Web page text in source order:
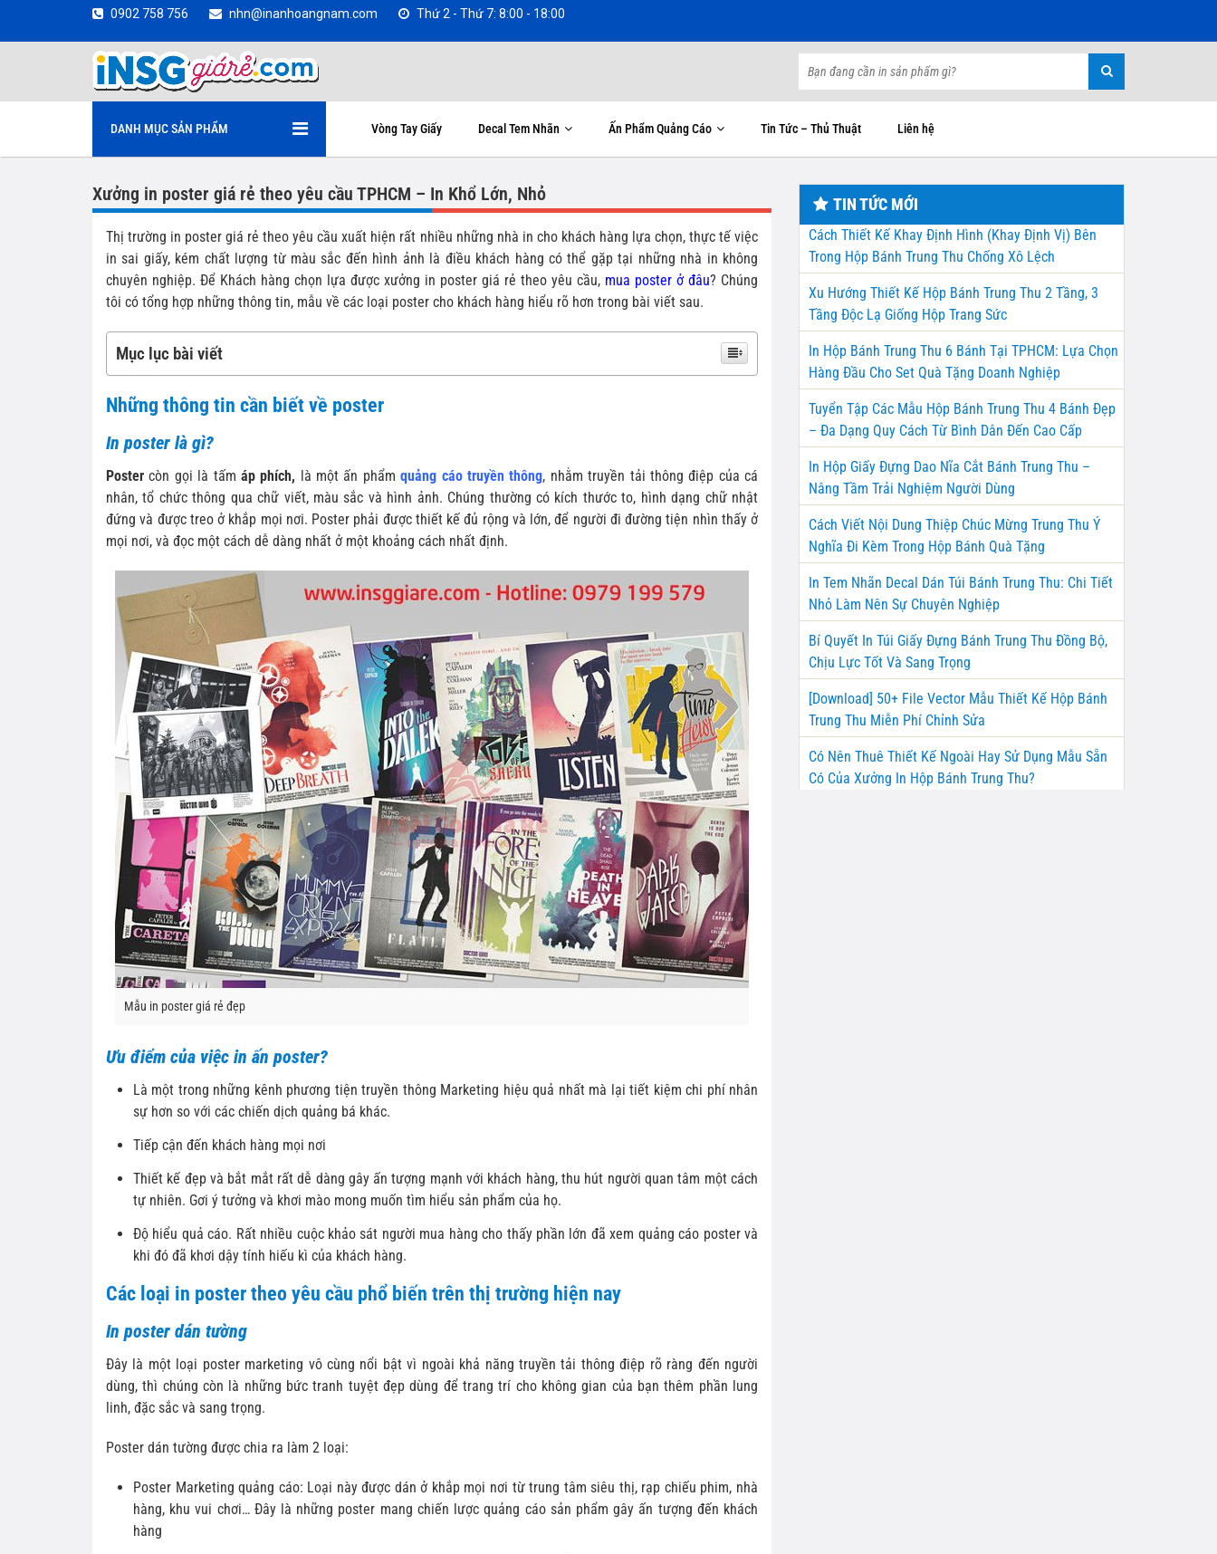
0902 758 756 nhn@inanhoangnam.com Thứ 2 - Thứ 7: 8:00 - 18:00
DANH MỤC SẢN PHẨM Vòng Tay Giấy Decal Tem Nhãn Ấn Phẩm Quảng Cáo Tin Tức – Thủ Thuật Liên hệ
Xưởng in poster giá rẻ theo yêu cầu TPHCM – In Khổ Lớn, Nhỏ
Thị trường in poster giá rẻ theo yêu cầu xuất hiện rất nhiều những nhà in cho khách hàng lựa chọn, thực tế việc
in sai giấy, kém chất lượng từ màu sắc đến hình ảnh là điều khách hàng có thể gặp tại những nhà in không
chuyên nghiệp. Để Khách hàng chọn lựa được xưởng in poster giá rẻ theo yêu cầu, mua poster ở đâu? Chúng
tôi có tổng hợp những thông tin, mẫu về các loại poster cho khách hàng hiểu rõ hơn trong bài viết sau.
Mục lục bài viết
Những thông tin cần biết về poster
In poster là gì?
Poster còn gọi là tấm áp phích, là một ấn phẩmquảng cáo truyền thông, nhằm truyền tải thông điệp của cá
nhân, tổ chức thông qua chữ viết, màu sắc và hình ảnh. Chúng thường có kích thước to, hình dạng chữ nhật
đứng và được treo ở khắp mọi nơi. Poster phải được thiết kế đủ rộng và lớn, để người đi đường tiện nhìn thấy ở
mọi nơi, và đọc một cách dễ dàng nhất ở một khoảng cách nhất định.
Mẫu in poster giá rẻ đẹp
Ưu điểm của việc in ấn poster?
Là một trong những kênh phương tiện truyền thông Marketing hiệu quả nhất mà lại tiết kiệm chi phí nhân
sự hơn so với các chiến dịch quảng bá khác.
Tiếp cận đến khách hàng mọi nơi
Thiết kế đẹp và bắt mắt rất dễ dàng gây ấn tượng mạnh với khách hàng, thu hút người quan tâm một cách
tự nhiên. Gơi ý tưởng và khơi mào mong muốn tìm hiểu sản phẩm của họ.
Độ hiểu quả cáo. Rất nhiều cuộc khảo sát người mua hàng cho thấy phần lớn đã xem quảng cáo poster và
khi đó đã khơi dậy tính hiếu kì của khách hàng.
Các loại in poster theo yêu cầu phổ biến trên thị trường hiện nay
In poster dán tường
Đây là một loại poster marketing vô cùng nổi bật vì ngoài khả năng truyền tải thông điệp rõ ràng đến người
dùng, thì chúng còn là những bức tranh tuyệt đẹp dùng để trang trí cho không gian của bạn thêm phần lung
linh, đặc sắc và sang trọng.
Poster dán tường được chia ra làm 2 loại:
Poster Marketing quảng cáo: Loại này được dán ở khắp mọi nơi từ trung tâm siêu thị, rạp chiếu phim, nhà
hàng, khu vui chơi… Đây là những poster mang chiến lược quảng cáo sản phẩm gây ấn tượng đến khách
hàng
TIN TỨC MỚI
Cách Thiết Kế Khay Định Hình (Khay Định Vị) Bên
Trong Hộp Bánh Trung Thu Chống Xô Lệch
Xu Hướng Thiết Kế Hộp Bánh Trung Thu 2 Tầng, 3
Tầng Độc Lạ Giống Hộp Trang Sức
In Hộp Bánh Trung Thu 6 Bánh Tại TPHCM: Lựa Chọn
Hàng Đầu Cho Set Quà Tặng Doanh Nghiệp
Tuyển Tập Các Mẫu Hộp Bánh Trung Thu 4 Bánh Đẹp
– Đa Dạng Quy Cách Từ Bình Dân Đến Cao Cấp
In Hộp Giấy Đựng Dao Nĩa Cắt Bánh Trung Thu –
Nâng Tầm Trải Nghiệm Người Dùng
Cách Viết Nội Dung Thiệp Chúc Mừng Trung Thu Ý
Nghĩa Đi Kèm Trong Hộp Bánh Quà Tặng
In Tem Nhãn Decal Dán Túi Bánh Trung Thu: Chi Tiết
Nhỏ Làm Nên Sự Chuyên Nghiệp
Bí Quyết In Túi Giấy Đựng Bánh Trung Thu Đồng Bộ,
Chịu Lực Tốt Và Sang Trọng
[Download] 50+ File Vector Mẫu Thiết Kế Hộp Bánh
Trung Thu Miễn Phí Chỉnh Sửa
Có Nên Thuê Thiết Kế Ngoài Hay Sử Dụng Mẫu Sẵn
Có Của Xưởng In Hộp Bánh Trung Thu?